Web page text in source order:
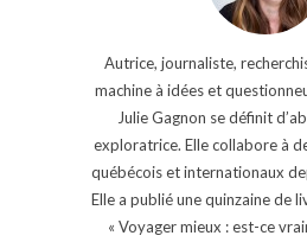
Autrice, journaliste,
machine à idées et
Julie Gagnon se définit
exploratrice. Elle collabore à
québécois et internationaux
Elle a publié une quinzaine de
« Voyager mieux : est-ce